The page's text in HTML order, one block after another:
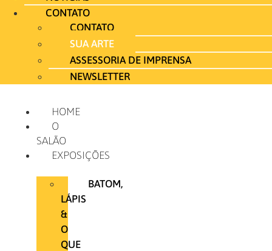
CONTATO
CONTATO
SUA ARTE
ASSESSORIA DE IMPRENSA
NEWSLETTER
HOME
O
SALÃO
EXPOSIÇÕES
BATOM,
LÁPIS
&
O
QUE